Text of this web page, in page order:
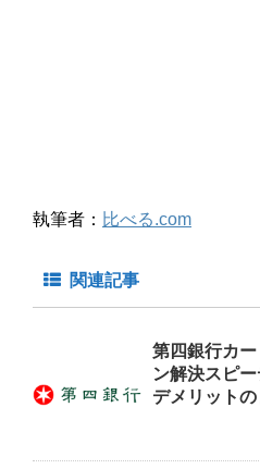
執筆者： 比べる.com
関連記事
第四銀行カ
ン解決スピ
デメリット